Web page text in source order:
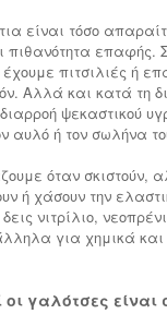
είναι τόσο
πιθανότητα επαφής.
πιτσιλιές ή
Αλλά και κατά τη
ψεκαστικού
αυλό ή τον σωλήνα
όταν σκιστούν,
ή χάσουν την
νιτρίλιο,
για χημικά
οι γαλότσες είναι